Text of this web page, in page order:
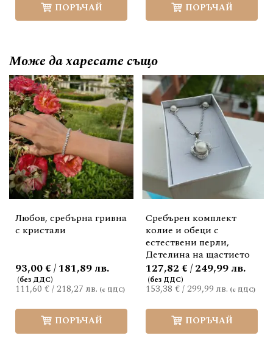
ПОРЪЧАЙ ПОРЪЧАЙ
Може дахаресате също
Любов, сребърна гривна
с кристали
111,60 €/218,27 лв.
93,00 € / 181,89 лв.
ПОРЪЧАЙ
Сребърен комплект
колие и обеци с
естествени перли,
Детелина на щастието
153,38 €/299,99 лв.
127,82 € / 249,99 лв.
ПОРЪЧАЙ